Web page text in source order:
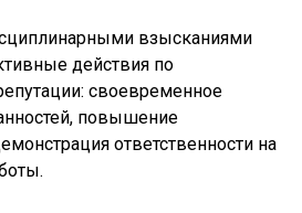
взысканиями
действия по
своевременное
повышение
ответственности на